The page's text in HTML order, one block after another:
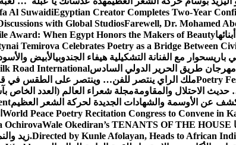
Al SuwaidiEgyptian Creator Completes Two-Year
with Global StudiosFarewell, Dr. Mohamed
Award: When Egypt Honors the Makers of Beauty
Temirova Celebrates Poetry as a Bridge Between
باريسحوار مع الفنانة التشكيلية هيفاء الجندوبيالأبيض
مهرجان طريق الحرير الدولي السادسRoad International
Poetryملك الراي ينتصر للفن… وينتصر على الطقس في
حديث الاحتلال والمقاومةمجلة شعراء العالم (العدد الخاص
عن الأوسمة والشهادات الجديدة لحركة الشعر العظيم
World Peace Poetry Recitation Congress to Convene in
OchirovaWale Okediran’s TENANTS OF THE HOUSE
Directed by Kunle Afolayan, Heads to African زيد